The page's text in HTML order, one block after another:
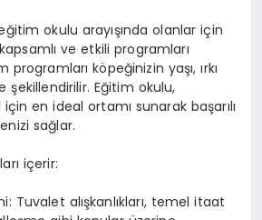
okulu arayışında olanlar için
ve etkili programları
programları köpeğinizin yaşı, ırkı
şekillendirilir. Eğitim okulu,
en ideal ortamı sunarak başarılı
sağlar.
içerir:
Tuvalet alışkanlıkları, temel itaat